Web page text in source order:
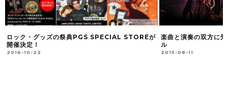
ロック・グッズの祭典PGS SPECIAL STOREが
開催決定！
2016-10-22
楽曲と演奏の双方に
ル
2015-08-11